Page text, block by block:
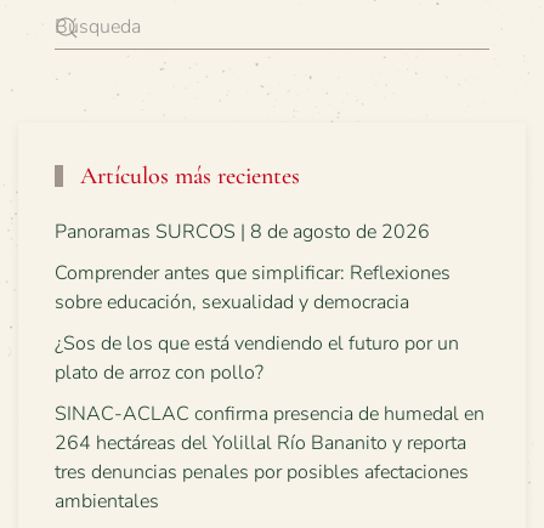
Artículos más recientes
Panoramas SURCOS | 8 de agosto de 2026
Comprender antes que simplificar: Reflexiones
sobre educación, sexualidad y democracia
¿Sos de los que está vendiendo el futuro por un
plato de arroz con pollo?
SINAC-ACLAC confirma presencia de humedal en
264 hectáreas del Yolillal Río Bananito y reporta
tres denuncias penales por posibles afectaciones
ambientales